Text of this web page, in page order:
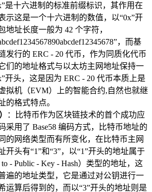
是十六进制的标准前缀标识，其作用在
示这是一个十六进制的数值，以“0x”开
地址长度一般为 42 个字符，
，而基
发行的 ERC - 20 代币，作为同质化代币
们的地址格式与以太坊主网地址保持一
开头，这是因为 ERC - 20 代币本质上是
拟机（EVM）上的智能合约,自然也就继
的格式特点。
：比特币作为区块链技术的首个成功应
采用了 Base58 编码方式，比特币地址的
的网络类型而有所变化，在比特币主网
开头有“1”和“3”，以“1”开头的地址属于
- Public - Key - Hash）类型的地址，这
遍的地址类型，它是通过对公钥进行一
运算后得到的，而以“3”开头的地址则是